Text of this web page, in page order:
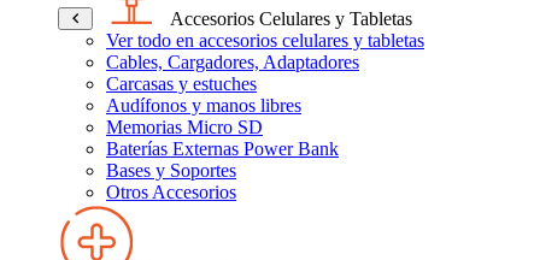
Accesorios Celulares y Tabletas
Ver todo en accesorios celulares y tabletas
Cables, Cargadores, Adaptadores
Carcasas y estuches
Audífonos y manos libres
Memorias Micro SD
Baterías Externas Power Bank
Bases y Soportes
Otros Accesorios